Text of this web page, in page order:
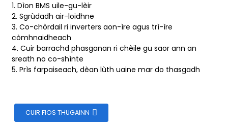
1. Dìon BMS uile-gu-lèir
2. Sgrùdadh air-loidhne
3. Co-chòrdail ri inverters aon-ìre agus trì-ìre
còmhnaidheach
4. Cuir barrachd phasganan ri chèile gu saor ann an
sreath no co-shìnte
5. Prìs farpaiseach, dèan lùth uaine mar do thasgadh
CUIR FIOS THUGAINN